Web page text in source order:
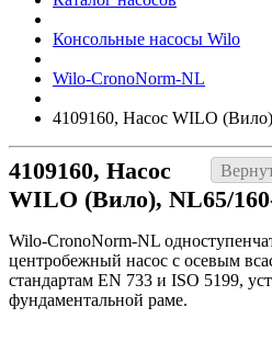
Консольные насосы Wilo
Wilo-CronoNorm-NL
4109160, Насос WILO
4109160, Насос
WILO (Вило), NL65/
Wilo-CronoNorm-NL
центробежный насос с осевым
стандартам EN 733 и ISO 5199,
фундаментальной раме.